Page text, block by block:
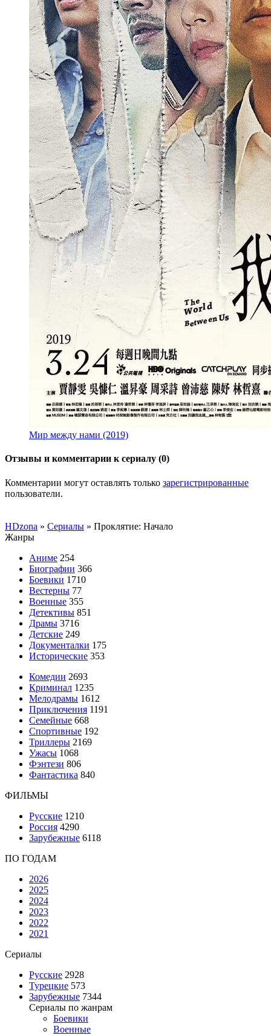
Мир между нами (2019)
Отзывы и комментарии к сериалу (0)
Комментарии могут оставлять только зарегистрированные
пользователи.
HDzona » Сериалы » Проклятие: Начало
Жанры
Аниме 254
Биографии 366
Боевики 1710
Вестерны 77
Военные 355
Детективы 851
Драмы 3716
Детские 249
Документалки 175
Исторические 353
Комедии 2693
Криминал 1235
Мелодрамы 1612
Приключения 1191
Семейные 668
Спортивные 192
Триллеры 2169
Ужасы 1068
Фэнтези 806
Фантастика 840
ФИЛЬМЫ
Русские 1210
Россия 4290
Зарубежные 6118
ПО ГОДАМ
2026
2025
2024
2023
2022
2021
Сериалы
Русские 2928
Турецкие 573
Зарубежные 7344
Сериалы по жанрам
Боевики
Военные